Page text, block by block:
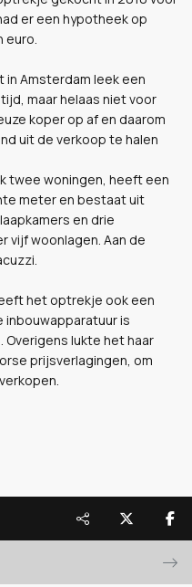
er een hypotheek op
euro.
Amsterdam leek een
maar helaas niet voor
koper op af en daarom
uit de verkoop te halen
twee woningen, heeft een
meter en bestaat uit
en drie
vijf woonlagen. Aan de
het optrekje ook een
inbouwapparatuur is
lukte het haar
prijsverlagingen, om